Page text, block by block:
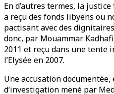
En d’autres termes, la
a reçu des fonds libyens ou
pactisant avec des
donc, par Mouammar
2011 et reçu dans une tente
l’Elysée en 2007.
Une accusation
d’investigation mené par